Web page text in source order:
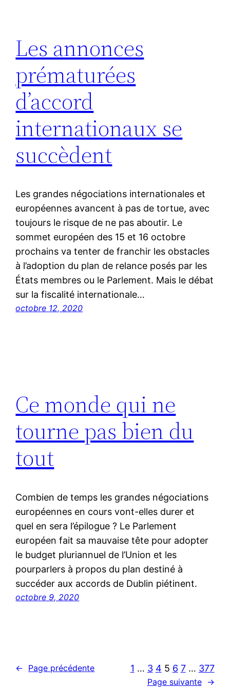
Les annonces
prématurées
d’accord
internationaux se
succèdent
Les grandes négociations internationales et
européennes avancent à pas de tortue, avec
toujours le risque de ne pas aboutir. Le
sommet européen des 15 et 16 octobre
prochains va tenter de franchir les obstacles
à l’adoption du plan de relance posés par les
États membres ou le Parlement. Mais le débat
sur la fiscalité internationale…
octobre 12, 2020
Ce monde qui ne
tourne pas bien du
tout
Combien de temps les grandes négociations
européennes en cours vont-elles durer et
quel en sera l’épilogue ? Le Parlement
européen fait sa mauvaise tête pour adopter
le budget pluriannuel de l’Union et les
pourparlers à propos du plan destiné à
succéder aux accords de Dublin piétinent.
octobre 9, 2020
← Page précédente 1 … 3 4 5 6 7 … 377
Page suivante →